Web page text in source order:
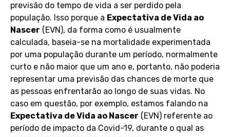
previsão do tempo de vida a ser perdido pela
população. Isso porque a Expectativa de Vida ao
Nascer (EVN), da forma como é usualmente
calculada, baseia-se na mortalidade experimentada
por uma população durante um período, normalmente
curto e não maior que um ano e, portanto, não poderia
representar uma previsão das chances de morte que
as pessoas enfrentarão ao longo de suas vidas. No
caso em questão, por exemplo, estamos falando na
Expectativa de Vida ao Nascer (EVN) referente ao
período de impacto da Covid-19, durante o qual as